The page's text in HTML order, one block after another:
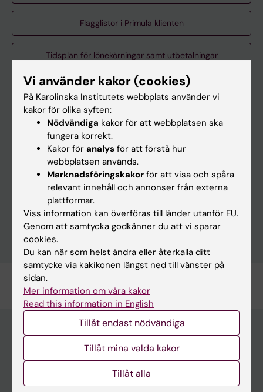
Flagglistor i Primula klienten
Tidsplan för lönekörningar samt utbetalningar
Kontroller att utföra vid löneutbetalning
Primula klienten via KI AppCenter
Skapa anställningsärende
Skapa personärende i klienten
Schema för lärare i Primula
Sidan uppdaterad: 2025-11-27
Vi använder kakor (cookies)
På Karolinska Institutets webbplats använder vi
kakor för olika syften:
Nödvändiga kakor för att webbplatsen ska
fungera korrekt.
Kakor för analys för att förstå hur
webbplatsen används.
Marknadsföringskakor för att visa och spåra
relevant innehåll och annonser från externa
plattformar.
Viss information kan överföras till länder utanför EU.
Genom att samtycka godkänner du att vi sparar
cookies.
Du kan när som helst ändra eller återkalla ditt
samtycke via kakikonen längst ned till vänster på
sidan.
Mer information om våra kakor
Read this information in English
Tillåt endast nödvändiga
Tillåt mina valda kakor
Tillåt alla